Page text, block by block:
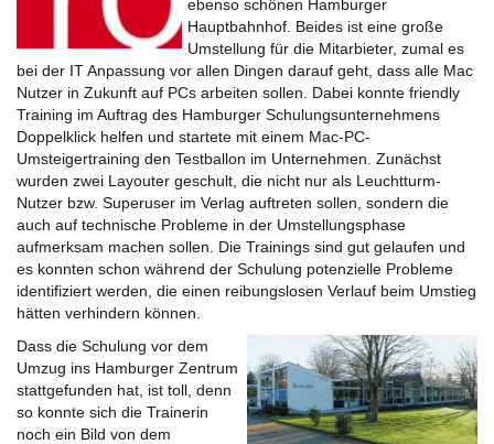
ebenso schönen Hamburger
Hauptbahnhof. Beides ist eine große
Umstellung für die Mitarbieter, zumal es
bei der IT Anpassung vor allen Dingen darauf geht, dass alle Mac
Nutzer in Zukunft auf PCs arbeiten sollen. Dabei konnte friendly
Training im Auftrag des Hamburger Schulungsunternehmens
Doppelklick helfen und startete mit einem Mac-PC-
Umsteigertraining den Testballon im Unternehmen. Zunächst
wurden zwei Layouter geschult, die nicht nur als Leuchtturm-
Nutzer bzw. Superuser im Verlag auftreten sollen, sondern die
auch auf technische Probleme in der Umstellungsphase
aufmerksam machen sollen. Die Trainings sind gut gelaufen und
es konnten schon während der Schulung potenzielle Probleme
identifiziert werden, die einen reibungslosen Verlauf beim Umstieg
hätten verhindern können.
Dass die Schulung vor dem
Umzug ins Hamburger Zentrum
stattgefunden hat, ist toll, denn
so konnte sich die Trainerin
noch ein Bild von dem